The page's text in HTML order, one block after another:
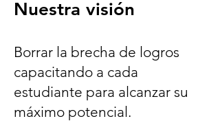
Nuestra visión
Borrar la brecha de logros
capacitando a cada
estudiante para alcanzar su
máximo potencial.